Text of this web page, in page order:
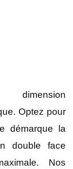
dimension
Optez pour
démarque la
double face
Nos